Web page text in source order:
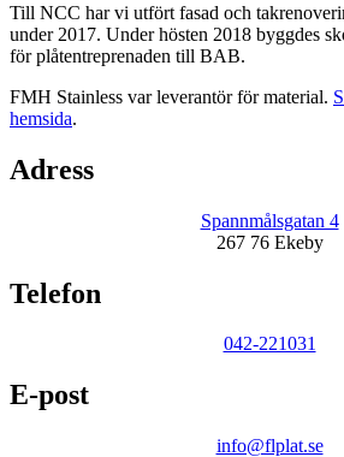
Till NCC har vi utfört fasad och
under 2017. Under hösten 2018 byggdes
för plåtentreprenaden till BAB.
FMH Stainless var leverantör för material.
hemsida.
Adress
Spannmålsgatan 4
267 76 Ekeby
Telefon
042-221031
E-post
info@flplat.se